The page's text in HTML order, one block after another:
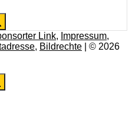
Link, Impressum,
, Bildrechte | © 2026